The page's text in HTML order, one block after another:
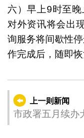
六）早上9时至
对外资讯将会出
询服务将间歇性
作完成后，随即
上一则新闻
市政署五月续办